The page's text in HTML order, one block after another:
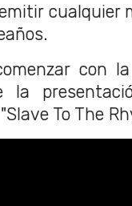
cualquier
con
la
To The